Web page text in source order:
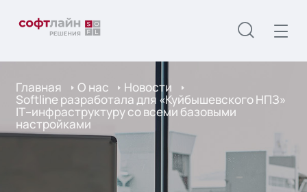
Главная О нас Новости
Softline разработала для «Куйбышевского НПЗ»
IТ–инфраструктуру со всеми базовыми
настройками